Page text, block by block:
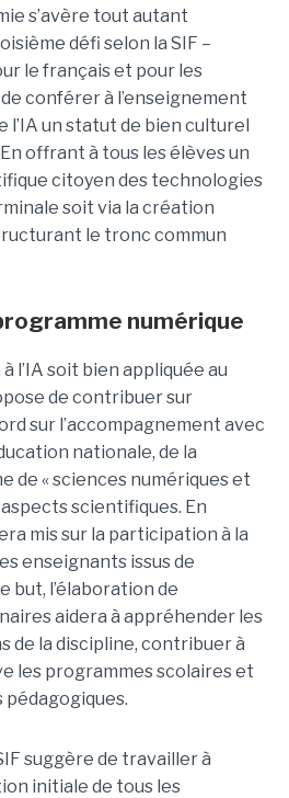
s’avère tout autant
défi selon la SIF –
le français et pour les
conférer à l’enseignement
l’IA un statut de bien culturel
offrant à tous les élèves un
citoyen des technologies
soit via la création
le tronc commun
numérique
l’IA soit bien appliquée au
de contribuer sur
sur l’accompagnement avec
nationale, de la
de « sciences numériques et
scientifiques. En
mis sur la participation à la
enseignants issus de
but, l’élaboration de
aidera à appréhender les
de la discipline, contribuer à
les programmes scolaires et
suggère de travailler à
initiale de tous les